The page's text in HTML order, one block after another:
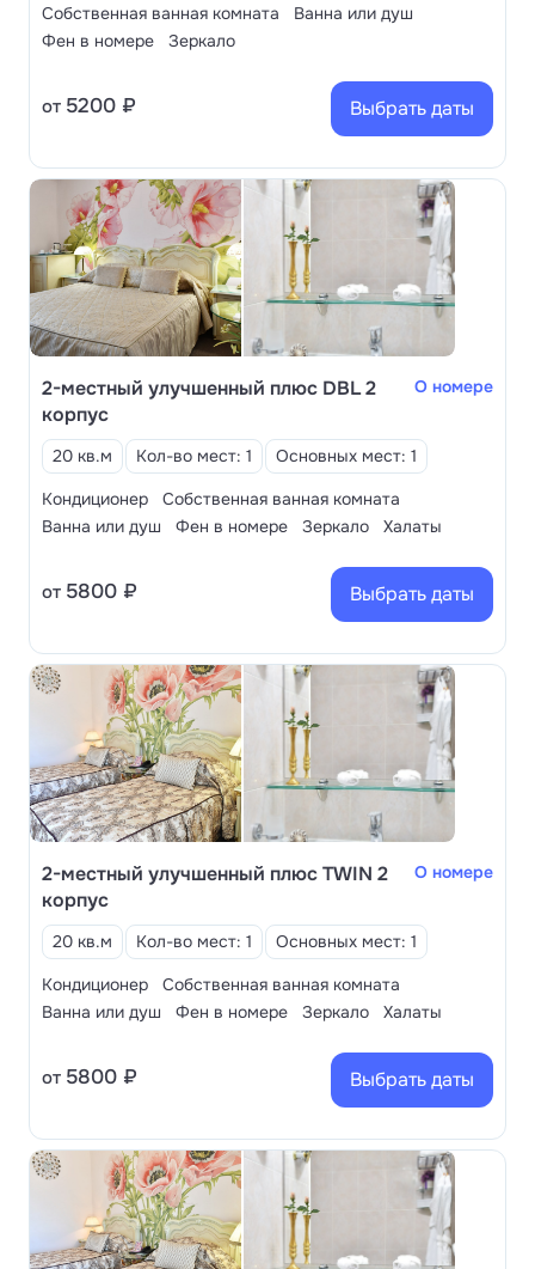
Собственная ванная комната
Ванна или душ
Фен в номере
Зеркало
от 5200 ₽ Выбрать даты
2-местный улучшенный плюс DBL 2
корпус
О номере
20 кв.м Кол-во мест: 1
Основных мест: 1
Кондиционер
Собственная ванная комната
Ванна или душ
Фен в номере Зеркало Халаты
от 5800 ₽ Выбрать даты
2-местный улучшенный плюс TWIN 2
корпус
О номере
20 кв.м Кол-во мест: 1
Основных мест: 1
Кондиционер
Собственная ванная комната
Ванна или душ
Фен в номере Зеркало Халаты
от 5800 ₽ Выбрать даты